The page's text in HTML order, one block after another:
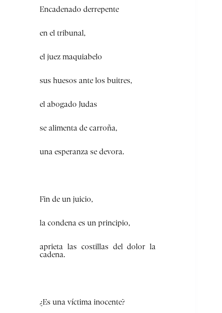
Encadenado derrepente
en el tribunal,
el juez maquiabelo
sus huesos ante los buitres,
el abogado Judas
se alimenta de carroña,
una esperanza se devora.
Fin de un juicio,
la condena es un principio,
aprieta las costillas del dolor la
cadena.
¿Es una víctima inocente?